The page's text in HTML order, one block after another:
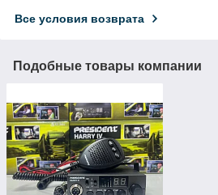
Все условия возврата
Подобные товары компании